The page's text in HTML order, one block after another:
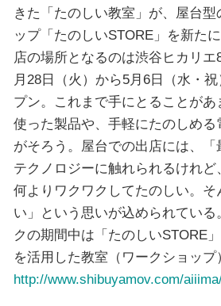
きた「たのしい教室」が、屋台型
ップ「たのしいSTORE」を新た
店の場所となるのは渋谷ヒカリエ
月28日（火）から5月6日（水・
プン。これまで手にとることが
使った製品や、手軽にたのしめ
がそろう。屋台での出店には、
テクノロジーに触れられるけれど
何よりワクワクしてたのしい。そ
い」という思いが込められてい
クの期間中は「たのしいSTORE
を活用した教室（ワークショップ
http://www.shibuyamov.com/